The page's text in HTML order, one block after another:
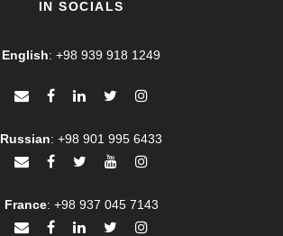
IN SOCIALS
English: +98 939 918 1249
Russian: +98 901 995 6433
France: +98 937 045 7143